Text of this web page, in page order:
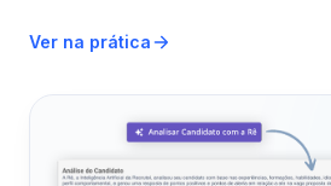
Ver na prática